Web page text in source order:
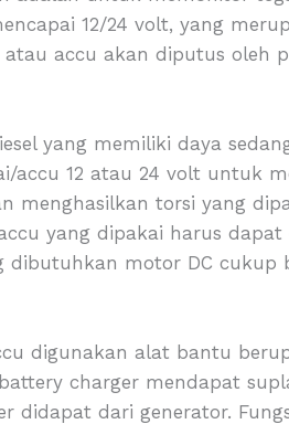
12/24 volt, yang
accu akan diputus oleh
yang memiliki daya
accu 12 atau 24 volt untuk
menghasilkan torsi yang
yang dipakai harus
dibutuhkan motor DC cukup
digunakan alat bantu
charger mendapat
didapat dari generator.